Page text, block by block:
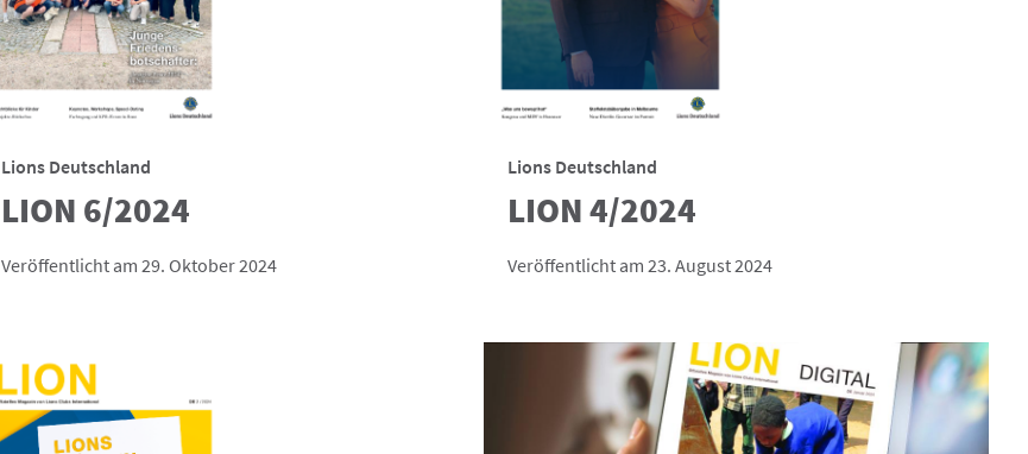
Lions Deutschland
LION 6/2024
Veröffentlicht am 29. Oktober 2024
Lions Deutschland
LION 4/2024
Veröffentlicht am 23. August 2024